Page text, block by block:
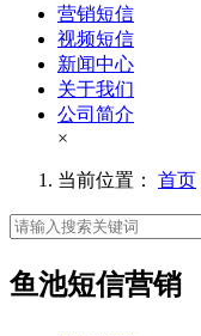
营销短信
视频短信
新闻中心
关于我们
公司简介
×
当前位置： 首页
鱼池短信营销